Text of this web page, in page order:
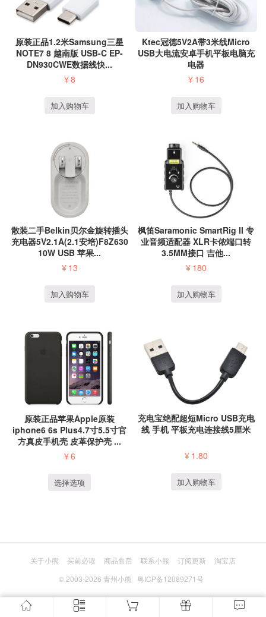
原装正品1.2米Samsung三星
NOTE7 8 越南版 USB-C EP-
DN930CWE数据线快...
¥8
加入购物车
Ktec冠德5V2A带3米线Micro
USB大电流安卓手机平板电脑充
电器
¥ 16
加入购物车
散装二手Belkin贝尔金旋转插头
充电器5V2.1A(2.1安培)F8Z630
10W USB 苹果...
¥ 13
加入购物车
枫笛Saramonic SmartRig II 专
业音频适配器 XLR卡侬端口转
3.5MM接口 吉他...
¥ 180
加入购物车
原装正品苹果Apple原装
iphone6 6s Plus4.7寸5.5寸官
方真皮手机壳 皮革保护壳 ...
¥6
选择选项
充电宝绝配超短Micro USB充电
线 手机 平板充电连接线5厘米
¥ 1.80
加入购物车
关于小熊 买前必读 商品售后 联系小熊 订阅更新
淘宝店
© 2003-2026 青州小熊 粤ICP备12089271号